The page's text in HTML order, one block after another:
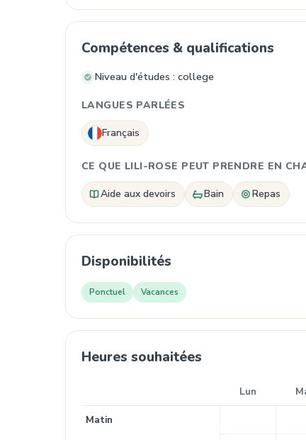
Compétences & qualifications
Niveau d'études : college
LANGUES PARLÉES
Français
CE QUE LILI-ROSE PEUT PRENDRE EN
Aide aux devoirs Bain Repas
Disponibilités
Ponctuel Vacances
Heures souhaitées
Lun
Matin